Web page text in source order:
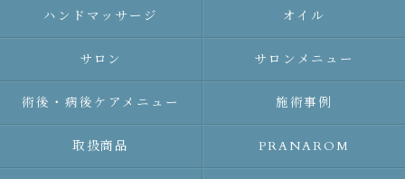
ハンドマッサージ オイル
サロン サロンメニュー
術後・病後ケアメニュー 施術事例
取扱商品 PRANAROM